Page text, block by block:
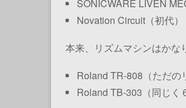
SONICWARE LIVEN
Novation Circuit（初代）
本来、リズムマシンはかな
Roland TR-808 （ただ
Roland TB-303 （同じ